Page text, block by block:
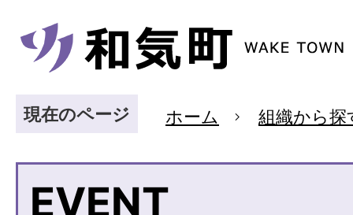
現在のページ ホーム 組織から探
EVENT